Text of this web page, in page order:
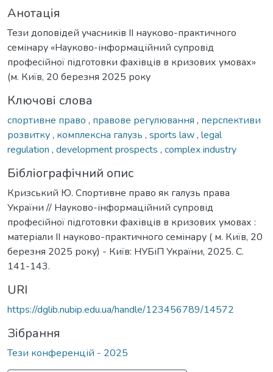
Анотація
Тези доповідей учасників ІІ науково-практичного
семінару «Науково-інформаційний супровід
професійної підготовки фахівців в кризових умовах»
(м. Київ, 20 березня 2025 року
Ключові слова
спортивне право , правове регулювання , перспективи
розвитку, комплексна галузь , sports law, legal
regulation , development prospects , complex industry
Бібліографічний опис
Кризський Ю. Спортивне право як галузь права
України // Науково-інформаційний супровід
професійної підготовки фахівців в кризових умовах :
матеріали ІІ науково-практичного семінару ( м. Київ, 20
березня 2025 року) - Київ: НУБіП України, 2025. C.
141-143.
URI
https://dglib.nubip.edu.ua/handle/123456789/14572
Зібрання
Тези конференцій - 2025